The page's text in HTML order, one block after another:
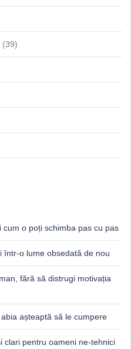
(39)
o poți schimba pas cu pas
într-o lume obsedată de nou
fără să distrugi motivația
așteaptă să le cumpere
clari pentru oameni ne-tehnici